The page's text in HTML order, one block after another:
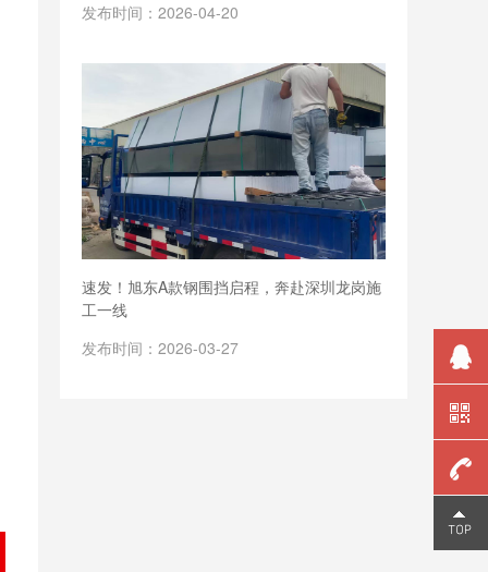
发布时间：2026-04-20
速发！旭东A款钢围挡启程，奔赴深圳龙岗施
工一线
发布时间：2026-03-27
159